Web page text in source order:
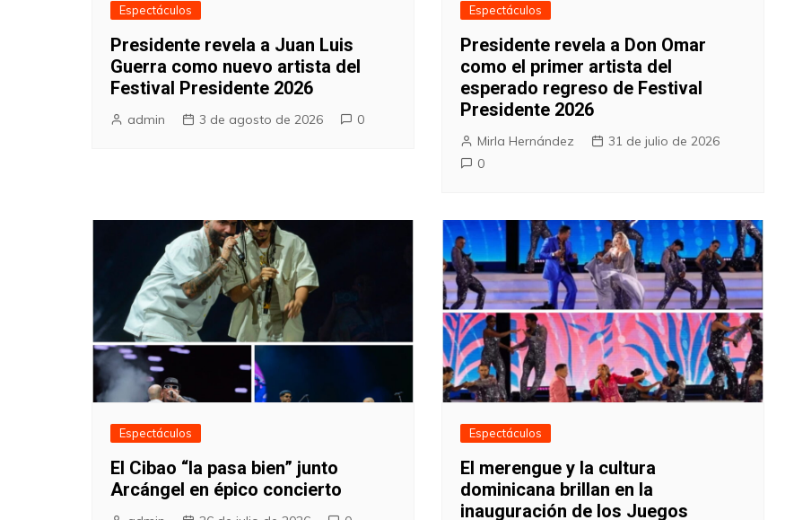
Espectáculos
Presidente revela a Juan Luis
Guerra como nuevo artista del
Festival Presidente 2026
admin 3 de agosto de 2026 0
Espectáculos
Presidente revela a Don Omar
como el primer artista del
esperado regreso de Festival
Presidente 2026
Mirla Hernández
31 de julio de 2026
0
Espectáculos
El Cibao “la pasa bien” junto
Arcángel en épico concierto
Espectáculos
El merengue y la cultura
dominicana brillan en la
inauguración de los Juegos